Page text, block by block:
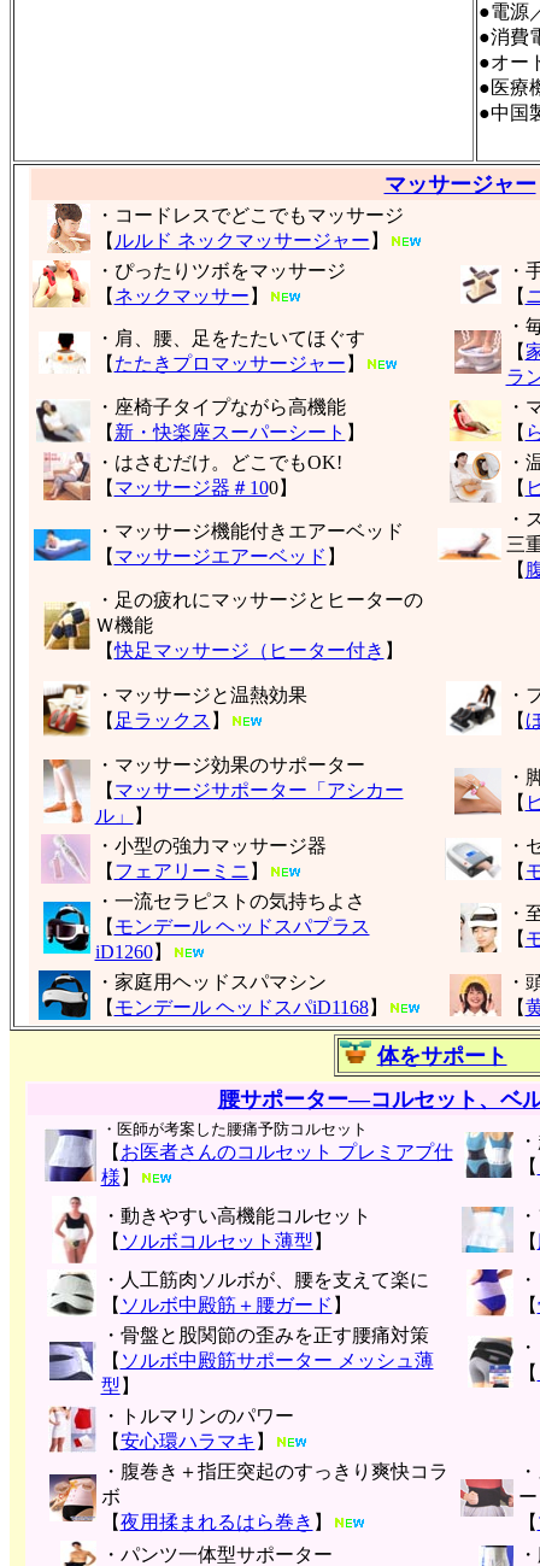
●電源
●消費
●オー
●医療
●中国
マッサージャー
・コードレスでどこでもマッサージ
【 ルルド ネックマッサージャー 】
・ぴったりツボをマッサージ
【 ネックマッサー 】
・
【
・肩、腰、足をたたいてほぐす
【 たたきプロマッサージャー 】
・
【
ラ
・座椅子タイプながら高機能
【 新・快楽座スーパーシート 】
・
【
・はさむだけ。どこでもOK!
【 マッサージ器＃100】
・
【
・マッサージ機能付きエアーベッド
【 マッサージエアーベッド 】
・
三
【
・足の疲れにマッサージとヒーターの
Ｗ機能
【快足マッサージ（ヒーター付き 】
・マッサージと温熱効果
【 足ラックス 】
・
【
・マッサージ効果のサポーター
【 マッサージサポーター「アシカー
ル」
】
・
【
・小型の強力マッサージ器
【 フェアリーミニ 】
・
【
・一流セラピストの気持ちよさ
【 モンデール ヘッドスパプラス
iD1260】
・
【
・家庭用ヘッドスパマシン
【 モンデール ヘッドスパiD1168】
・
【
体をサポート
腰サポーター―コルセット、ベ
・医師が考案した腰痛予防コルセット
【 お医者さんのコルセット プレミアプ仕
様 】
【
・動きやすい高機能コルセット
【 ソルボコルセット薄型 】
【
・人工筋肉ソルボが、腰を支えて楽に
【 ソルボ中殿筋＋腰ガード 】
【
・骨盤と股関節の歪みを正す腰痛対策
【 ソルボ中殿筋サポーター メッシュ薄
型 】
【
・トルマリンのパワー
【安心環ハラマキ 】
・腹巻き＋指圧突起のすっきり爽快コラ
ボ
【夜用揉まれるはら巻き 】
ー
【
・パンツ一体型サポーター